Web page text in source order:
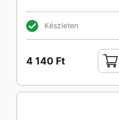
Készleten
4 140 Ft